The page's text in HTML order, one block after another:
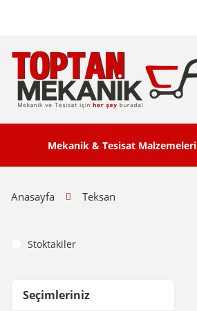
Mekanik & Tesisat Malzemeleri
Anasayfa Teksan
Stoktakiler
Seçimleriniz